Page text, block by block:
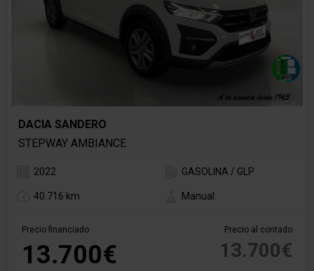
DACIA SANDERO
STEPWAY AMBIANCE
2022 GASOLINA / GLP
40.716 km Manual
Precio financiado
13.700€
Precio al contado
13.700€